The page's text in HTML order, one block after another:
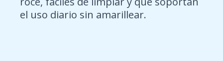
el uso diario sin amarillear.